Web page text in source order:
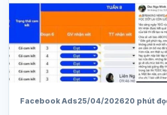
Facebook Ads25/04/202620 phút